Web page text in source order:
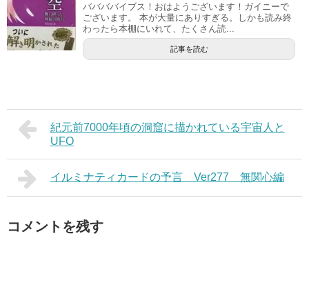
ババババイブス！おはようございます！ガイニーで
ございます。 本が大量にありすぎる。しかも読み終
わったら本棚にいれて、たくさん読...
記事を読む
紀元前7000年頃の洞窟に描かれている宇宙人と
UFO
イルミナティカードの予言 Ver277 無関心編
コメントを残す